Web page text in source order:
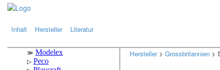
Inhalt Hersteller Literatur
Hersteller> Grossbritannien >